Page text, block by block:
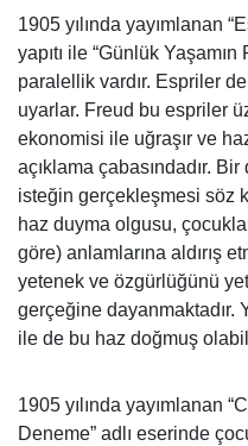
1905 yılında yayımlanan
yapıtı ile “Günlük
paralellik vardır. Espriler
uyarlar. Freud bu espriler
ekonomisi ile uğraşır ve
açıklama çabasındadır.
isteğin gerçekleşmesi söz
haz duyma olgusu,
göre) anlamlarına aldırış
yetenek ve özgürlüğünü
gerçeğine dayanmaktadır.
ile de bu haz doğmuş
1905 yılında yayımlanan
Deneme” adlı eserinde